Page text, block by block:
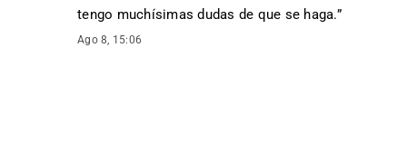
tengo muchísimas dudas de que se haga.”
Ago 8, 15:06